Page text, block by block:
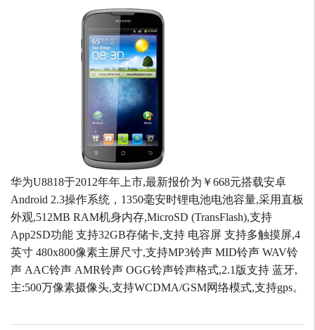
华为U8818于2012年年上市,最新报价为￥668元搭载安卓
Android 2.3操作系统，1350毫安时锂电池电池容量,采用直板
外观,512MB RAM机身内存,MicroSD (TransFlash),支持
App2SD功能 支持32GB存储卡,支持 电容屏 支持多触摸屏,4
英寸 480x800像素主屏尺寸,支持MP3铃声 MID铃声 WAV铃
声 AAC铃声 AMR铃声 OGG铃声铃声格式,2.1版支持 蓝牙,
主:500万像素摄像头,支持WCDMA/GSM网络模式,支持gps。